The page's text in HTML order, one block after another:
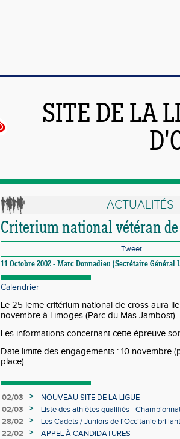
SITE DE LA
ACTUALITÉS
Criterium national vétéran de
Tweet
11 Octobre 2002 - Marc Donnadieu (Secrétaire Général
Calendrier
Le 25 ieme critérium national de cross aura
novembre à Limoges (Parc du Mas Jambost).
Les informations concernant cette épreuve
Date limite des engagements : 10 novembre
place).
02/03 >
NOUVEAU SITE DE LA LIGUE
02/03
>
Liste des athlètes qualifiés -
Individuels en salle
28/02 >
Les Cadets / Juniors de l'Occitanie
22/02
>
APPEL À CANDIDATURES